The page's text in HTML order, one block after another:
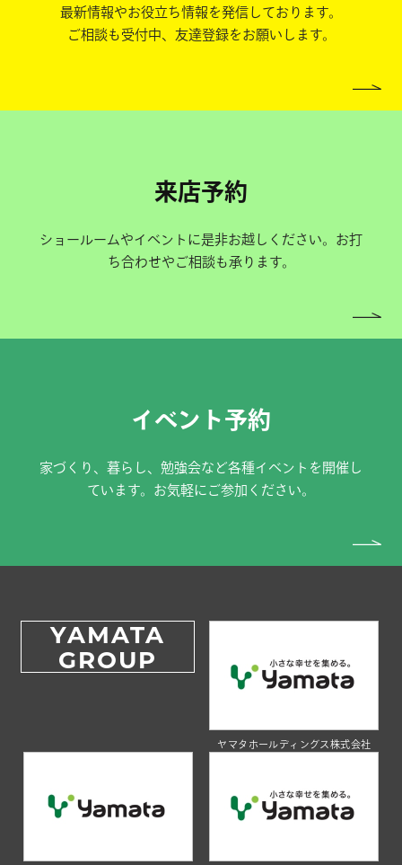
最新情報やお役立ち情報を発信しております。
ご相談も受付中、友達登録をお願いします。
来店予約
ショールームやイベントに是非お越しください。お打
ち合わせやご相談も承ります。
イベント予約
家づくり、暮らし、勉強会など各種イベントを開催し
ています。お気軽にご参加ください。
YAMATA
GROUP
ヤマタホールディングス株式会社